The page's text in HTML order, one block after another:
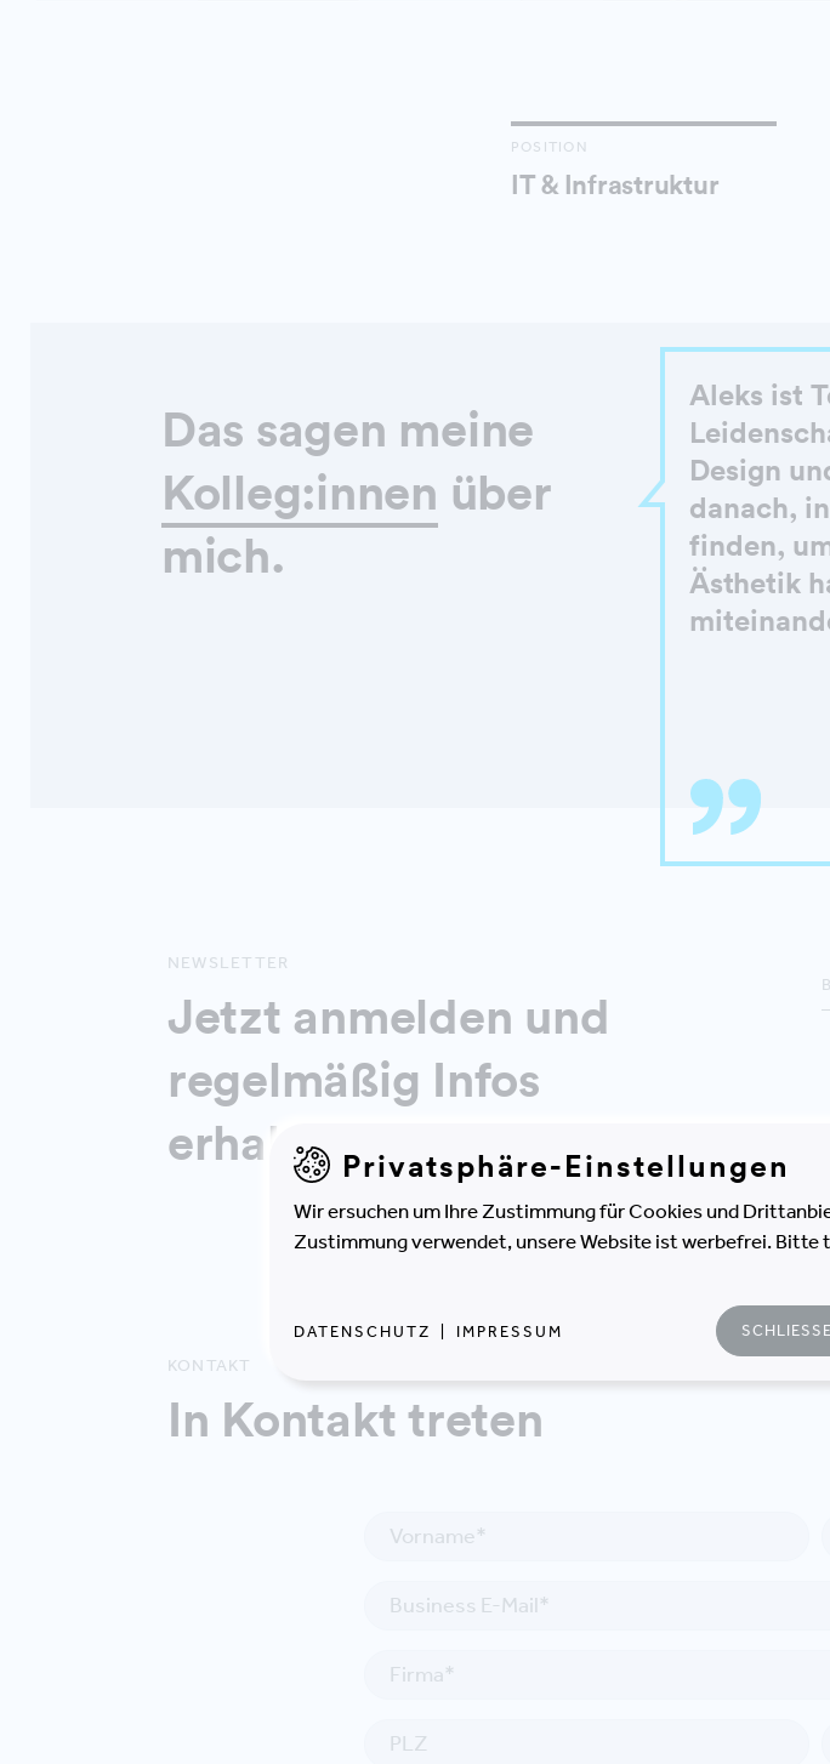
POSITION
IT & Infrastruktur
Das sagen meine
Kolleg:innen über
mich.
Aleks ist
Design
danach,
finden,
Ästhetik
NEWSLETTER
Jetzt anmelden und
regelmäßig Infos
erhalten!
KONTAKT
In Kontakt treten
Privatsphäre-Einstellungen
Wir ersuchen um Ihre Zustimmung für Cookies und
Zustimmung verwendet, unsere Website ist werbefrei. Bitte
DATENSCHUTZ IMPRESSUM SCHLIESSEN